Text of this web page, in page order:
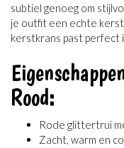
subtiel genoeg om
je outfit een echte
kerstkrans past perfect
Rood:
Rode glittertrui
Zacht, warm en